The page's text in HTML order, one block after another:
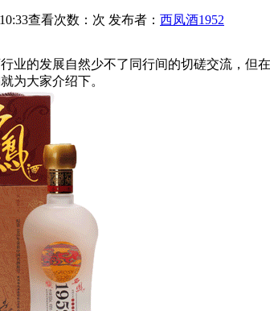
查看次数： 次 发布者： 西凤酒1952
行业的发展自然少不了同行间的切磋交流，但
为大家介绍下。